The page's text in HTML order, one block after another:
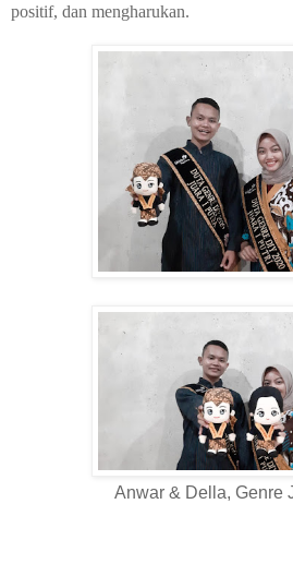
positif, dan mengharukan.
Anwar & Della, Genre